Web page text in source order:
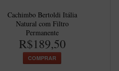
Cachimbo Bertoldi Itália
Natural com Filtro
Permanente
R$189,50
COMPRAR